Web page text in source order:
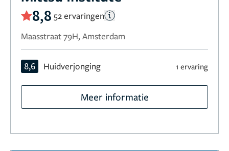
8,8 52 ervaringen
Maasstraat 79H, Amsterdam
8,6 Huidverjonging 1 ervaring
Meer informatie